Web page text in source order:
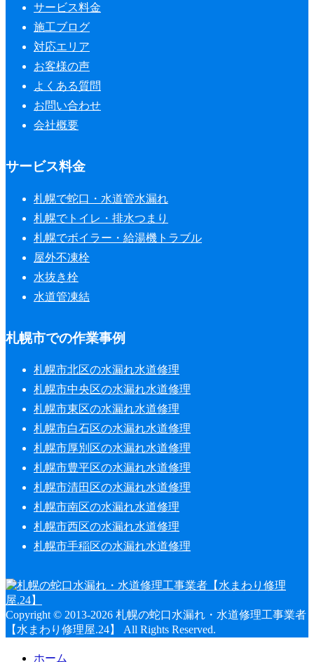
サービス料金
施工ブログ
対応エリア
お客様の声
よくある質問
お問い合わせ
会社概要
サービス料金
札幌で蛇口・水道管水漏れ
札幌でトイレ・排水つまり
札幌でボイラー・給湯機トラブル
屋外不凍栓
水抜き栓
水道管凍結
札幌市での作業事例
札幌市北区の水漏れ水道修理
札幌市中央区の水漏れ水道修理
札幌市東区の水漏れ水道修理
札幌市白石区の水漏れ水道修理
札幌市厚別区の水漏れ水道修理
札幌市豊平区の水漏れ水道修理
札幌市清田区の水漏れ水道修理
札幌市南区の水漏れ水道修理
札幌市西区の水漏れ水道修理
札幌市手稲区の水漏れ水道修理
Copyright © 2013-2026 札幌の蛇口水漏れ・水道修理工事業者
【水まわり修理屋.24】 All Rights Reserved.
ホーム